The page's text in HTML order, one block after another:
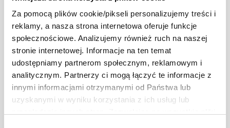
Za pomocą plików cookie/pikseli personalizujemy treści i
reklamy, a nasza strona internetowa oferuje funkcje
społecznościowe. Analizujemy również ruch na naszej
stronie internetowej. Informacje na ten temat
udostępniamy partnerom społecznym, reklamowym i
analitycznym. Partnerzy ci mogą łączyć te informacje z
innymi informacjami otrzymanymi od Państwa lub
uzyskanymi w wyniku korzystania z ich usług lub
Oliwki
Liczba produktów